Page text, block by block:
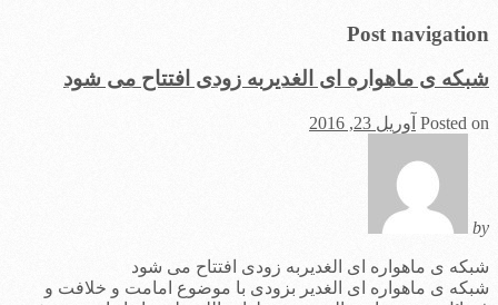
Post navigation
شبکه ی ماهواره ای الغدیربه زودی افتتاح می شود
Posted on آوریل 23, 2016
by
شبکه ی ماهواره ای الغدیربه زودی افتتاح می شود
شبکه ی ماهواره ای الغدیر بزودی با موضوع امامت و خلافت و